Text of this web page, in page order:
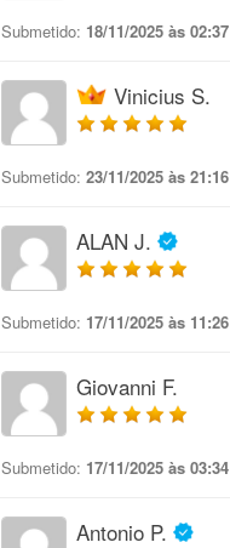
Submetido: 18/11/2025 às 02:37
Vinicius S.
Submetido: 23/11/2025 às 21:16
ALAN J.
Submetido: 17/11/2025 às 11:26
Giovanni F.
Submetido: 17/11/2025 às 03:34
Antonio P.